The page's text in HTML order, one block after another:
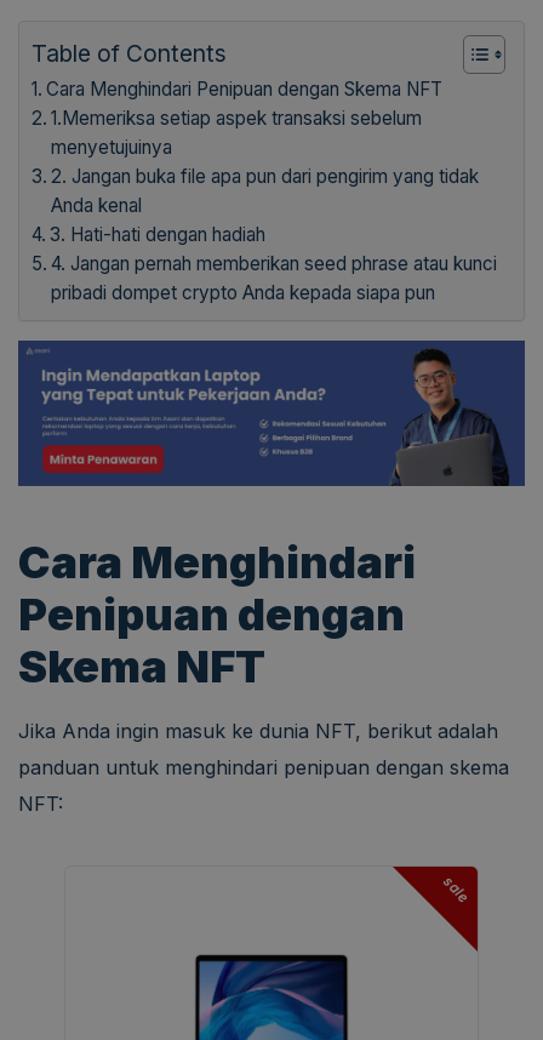
Table of Contents
Cara Menghindari Penipuan dengan Skema NFT
1.Memeriksa setiap aspek transaksi sebelum
menyetujuinya
2. Jangan buka file apa pun dari pengirim yang tidak
Anda kenal
3. Hati-hati dengan hadiah
4. Jangan pernah memberikan seed phrase atau kunci
pribadi dompet crypto Anda kepada siapa pun
Cara Menghindari
Penipuan dengan
Skema NFT
Jika Anda ingin masuk ke dunia NFT, berikut adalah
panduan untuk menghindari penipuan dengan skema
NFT:
sale